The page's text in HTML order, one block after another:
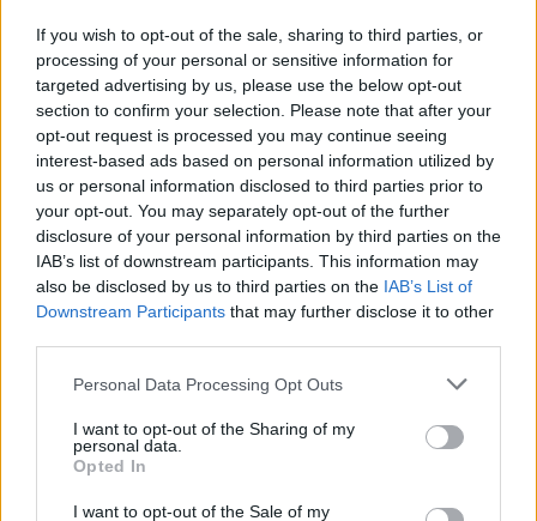
If you wish to opt-out of the sale, sharing to third parties, or
processing of your personal or sensitive information for
targeted advertising by us, please use the below opt-out
section to confirm your selection. Please note that after your
opt-out request is processed you may continue seeing
interest-based ads based on personal information utilized by
us or personal information disclosed to third parties prior to
your opt-out. You may separately opt-out of the further
disclosure of your personal information by third parties on the
IAB’s list of downstream participants. This information may
also be disclosed by us to third parties on the IAB’s List of
Downstream Participants that may further disclose it to other
Please note that this website/app uses one or more Google
not limited to your visit or usage behaviour. You may click to
grant or deny consent to Google and its third-party tags to
use your data for below specified purposes in below Google
consent section.
Personal Data Processing Opt Outs
I want to opt-out of the Sharing of my
personal data.
Opted In
I want to opt-out of the Sale of my
Γαλλία: «Φρένο» στις ενοχλητικές διαφημιστικές
κλήσεις προς τους καταναλωτές - Σε ισχύ νέος
νόμος
06.08.2026 ΓΙΆΝΝΗΣ ΤΣΟΎΡΤΗΣ